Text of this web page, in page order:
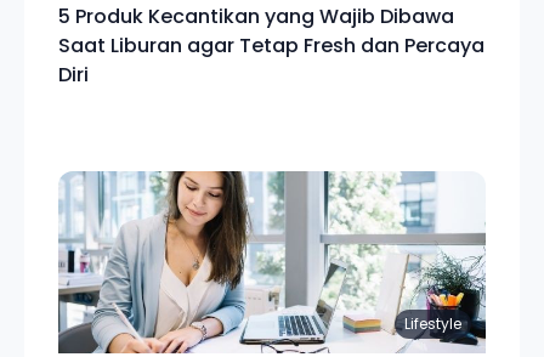
5 Produk Kecantikan yang Wajib Dibawa
Saat Liburan agar Tetap Fresh dan Percaya
Diri
Lifestyle